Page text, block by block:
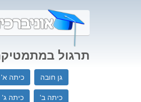
תרגול
גן חובה כיתה א'
כיתה ב' כיתה ג'